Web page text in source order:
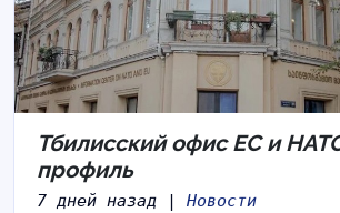
Тбилисский офис ЕС и
профиль
7 дней назад | Новости